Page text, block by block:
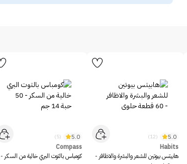
5.0
(12)
Habits
هابيتس بيوتين للشعر والبشرة والاظافر -
5.0
(5)
Compass
كومباس بالتوت البري خالية من السكر -